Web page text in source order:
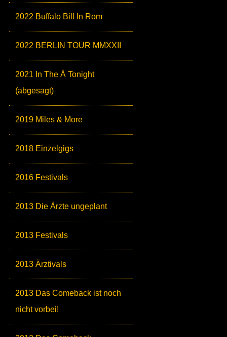
2022 Buffalo Bill In Rom
2022 BERLIN TOUR MMXXII
2021 In The Ä Tonight
(abgesagt)
2019 Miles & More
2018 Einzelgigs
2016 Festivals
2013 Die Ärzte ungeplant
2013 Festivals
2013 Ärztivals
2013 Das Comeback ist noch
nicht vorbei!